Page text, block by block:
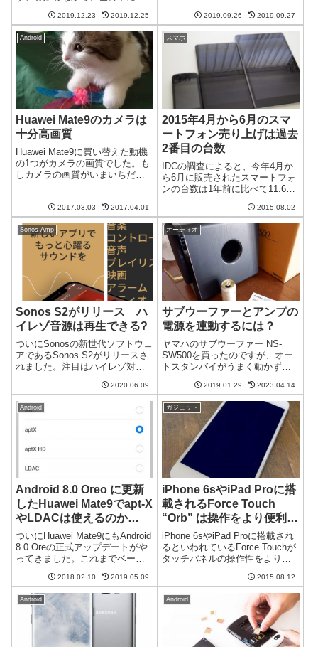
を買っていいか。。。比較検討
した結果、FD-F06A7を買ったの
でその経緯を書きたいと思いま
す。夏にはカビ防止、冬には温
め、通年で...
2019.12.23 2019.12.25
を持っています。他にもいろい
ろな新製品を発...
2019.09.26 2019.09.27
Android
Huawei Mate9のカメラは
十分高画質
Huawei Mate9に買い替えた動機
の1つがカメラの画質でした。も
しカメラの画質がいまいちだと
心配は杞憂でした。十分高画質
です。まだあまり多くの写真を
撮っていませんが、ちょっと気
2017.03.03 2017.04.01
スマホ
2015年4月から6月のスマ
ートフォン売り上げは過去
2番目の台数
IDCの調査によると、今年4月か
ら6月に販売されたスマートフォ
ンの台数は1年前に比べて11.6%
うです。この値は過去2番目に多
い台数なのだとか。新興国市場
がけん引この台数をけん引した
のは、AppleのiPh...
2015.08.02
Sonos Amp
Sonos S2がリリース ハ
イレゾ音源は再生できる?
ついにSonosの新世代ソフトウェ
アであるSonos S2がリリースさ
れました。注目はハイレゾ対応
なるか試してみました。新しい
Sonosアプリをインストールする
必要がある注意が必要なのは、
2020.06.09
オーディオ
サブウーファーとアンプの
電源を連動するには？
ヤマハのサブウーファー NS-
SW500を買ったのですが、オー
トスタンバイがうまく動かず困
プの電源とサブウーファーの電
源を連動する方法を考えてみま
した。サブウーファーのオート
スタンバイが使い物にならない
私が購入し...
2019.01.29 2023.04.14
Android
Android 8.0 Oreo に更新
したHuawei Mate9でapt-X
やLDACは使えるのか
(18/8/05 追記有)
ついにHuawei Mate9にもAndroid
8.0 Oreの正式アップデートがや
ってきました。これまでベータ
したが、今回はすべてのユーザ
ーにアップデートが配信される
形となります。Android 8.0の目
玉...
2018.02.10 2019.05.09
ガジェット
iPhone 6sやiPad Proに搭
載されるForce Touch
“Orb” は操作をより便利に
する
iPhone 6sやiPad Proに搭載され
るといわれているForce Touchが
タッチパネルの操作性をより向
「強く押す」という操作が今ま
で複数ステップかかっていた操
作を1つにまとめてくれるとか。
またスマート...
2015.08.12
Android Android